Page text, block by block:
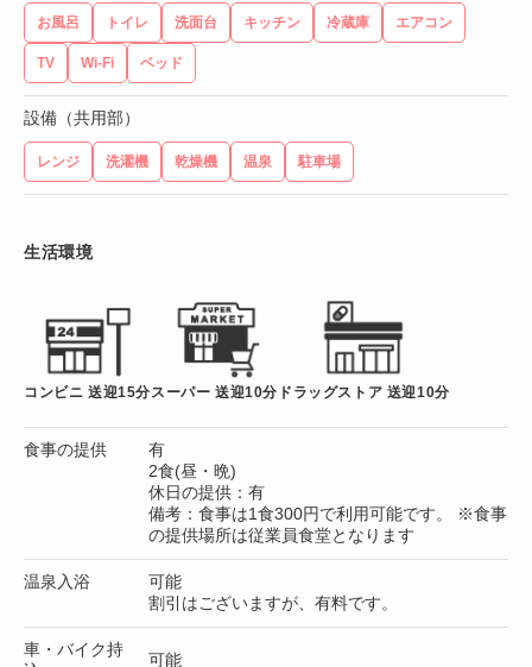
お風呂 トイレ 洗面台 キッチン 冷蔵庫 エアコン
TV Wi-Fi ベッド
設備（共用部）
レンジ 洗濯機 乾燥機 温泉 駐車場
生活環境
コンビニ 送迎15分スーパー 送迎10分 ドラッグストア 送迎10分
食事の提供
有
2食(昼・晩)
休日の提供：有
備考：食事は1食300円で利用可能です。 ※食事
の提供場所は従業員食堂となります
温泉入浴
可能
割引はございますが、有料です。
車・バイク持
可能